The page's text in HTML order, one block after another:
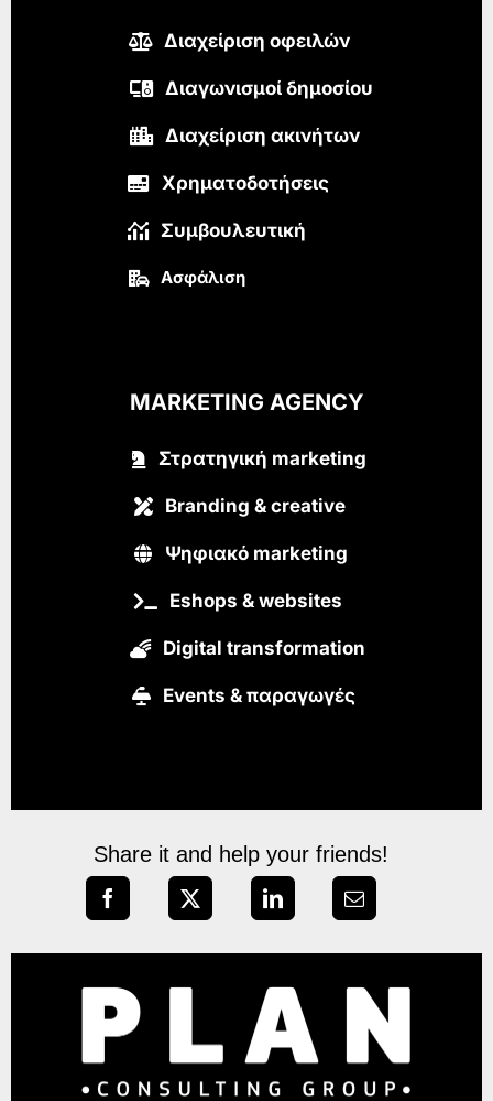
Διαχείριση οφειλών
Διαγωνισμοί δημοσίου
Διαχείριση ακινήτων
Χρηματοδοτήσεις
Συμβουλευτική
Ασφάλιση
MARKETING AGENCY
Στρατηγική marketing
Branding & creative
Ψηφιακό marketing
Eshops & websites
Digital transformation
Εvents & παραγωγές
Share it and help your friends!